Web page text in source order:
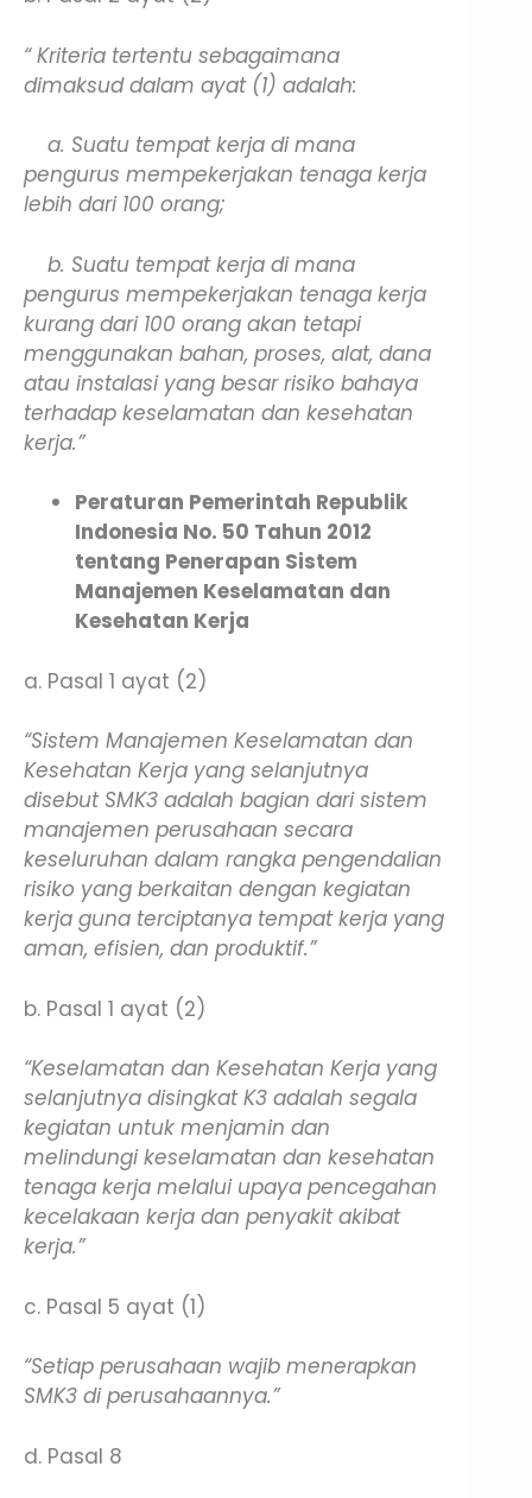
“ Kriteria tertentu sebagaimana
dimaksud dalam ayat (1) adalah:
a. Suatu tempat kerja di mana
pengurus mempekerjakan tenaga kerja
lebih dari 100 orang;
b. Suatu tempat kerja di mana
pengurus mempekerjakan tenaga kerja
kurang dari 100 orang akan tetapi
menggunakan bahan, proses, alat, dana
atau instalasi yang besar risiko bahaya
terhadap keselamatan dan kesehatan
kerja.”
Peraturan Pemerintah Republik
Indonesia No. 50 Tahun 2012
tentang Penerapan Sistem
Manajemen Keselamatan dan
Kesehatan Kerja
a. Pasal 1 ayat (2)
“Sistem Manajemen Keselamatan dan
Kesehatan Kerja yang selanjutnya
disebut SMK3 adalah bagian dari sistem
manajemen perusahaan secara
keseluruhan dalam rangka pengendalian
risiko yang berkaitan dengan kegiatan
kerja guna terciptanya tempat kerja yang
aman, efisien, dan produktif.”
b. Pasal 1 ayat (2)
“Keselamatan dan Kesehatan Kerja yang
selanjutnya disingkat K3 adalah segala
kegiatan untuk menjamin dan
melindungi keselamatan dan kesehatan
tenaga kerja melalui upaya pencegahan
kecelakaan kerja dan penyakit akibat
kerja.”
c. Pasal 5 ayat (1)
“Setiap perusahaan wajib menerapkan
SMK3 di perusahaannya.”
d. Pasal 8